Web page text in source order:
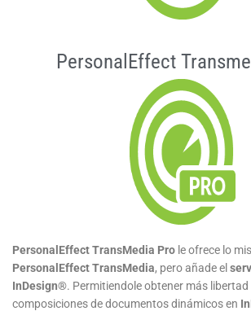
PersonalEffect
PersonalEffect TransMedia Pro le ofrece lo
PersonalEffect TransMedia, pero añade el
InDesign®. Permitiendole obtener más
composiciones de documentos dinámicos en